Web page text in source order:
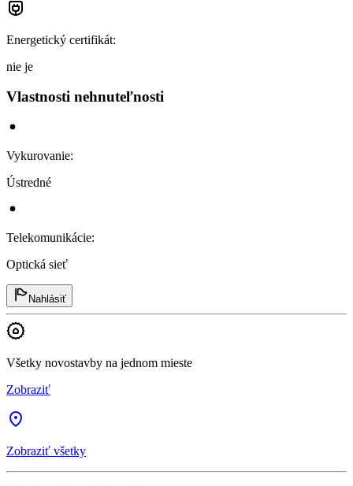
Energetický certifikát:
nie je
Vlastnosti nehnuteľnosti
Vykurovanie:
Ústredné
Telekomunikácie:
Optická sieť
Nahlásiť
Všetky novostavby na jednom mieste
Zobraziť
Zobraziť všetky